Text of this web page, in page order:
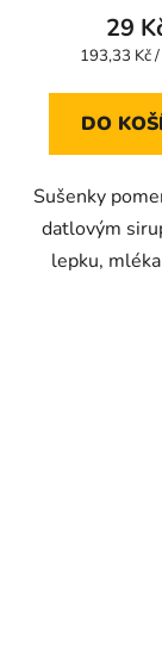
je
z
29
Měrná
193,33 Kč
DO
Sušenky
datlovým
lepku,